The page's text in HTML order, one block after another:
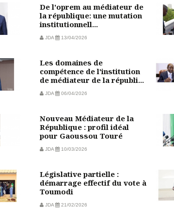
De l'oprem au médiateur de
la république: une mutation
institutionnell...
JDA 13/04/2026
Les domaines de
compétence de l'institution
de médiateur de la républi...
JDA 06/04/2026
Nouveau Médiateur de la
République : profil idéal
pour Gaoussou Touré
JDA 10/03/2026
Législative partielle :
démarrage effectif du vote à
Toumodi
JDA 21/02/2026